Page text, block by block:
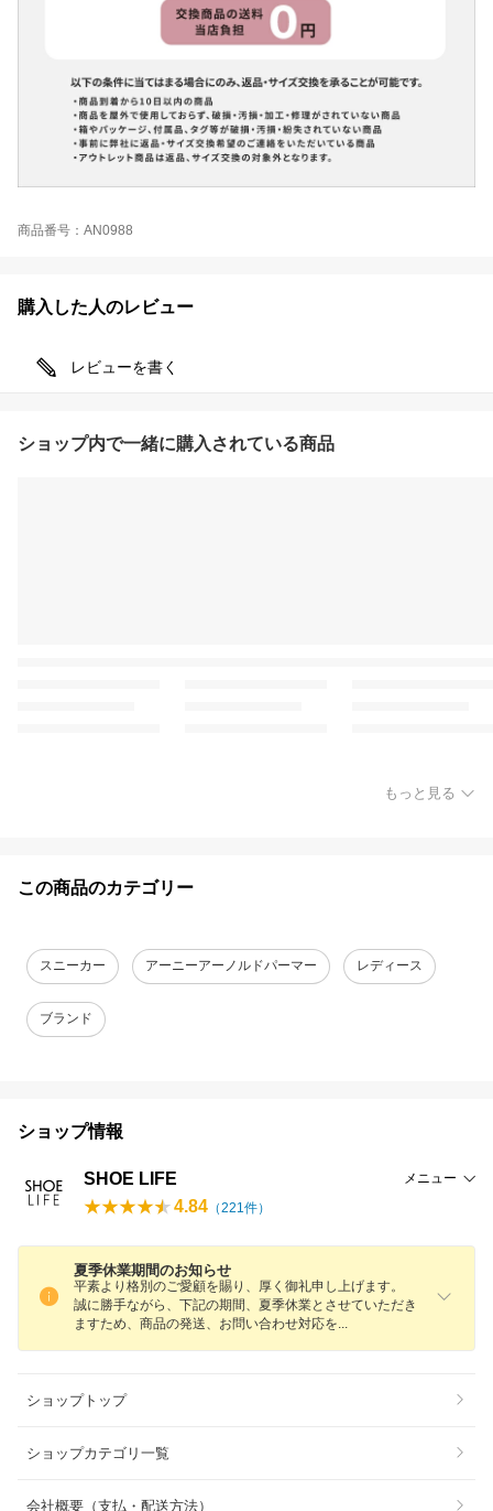
商品番号：AN0988
購入した人のレビュー
レビューを書く
ショップ内で一緒に購入されている商品
もっと見る
この商品のカテゴリー
スニーカー アーニーアーノルドパーマー レディース
ブランド
ショップ情報
SHOE LIFE メニュー
4.84 （221件）
夏季休業期間のお知らせ
平素より格別のご愛顧を賜り、厚く御礼申し上げます。
誠に勝手ながら、下記の期間、夏季休業とさせていただき
ますため、商品の発送、お問い合わせ対応を
ショップトップ
ショップカテゴリ一覧
会社概要（支払・配送方法）